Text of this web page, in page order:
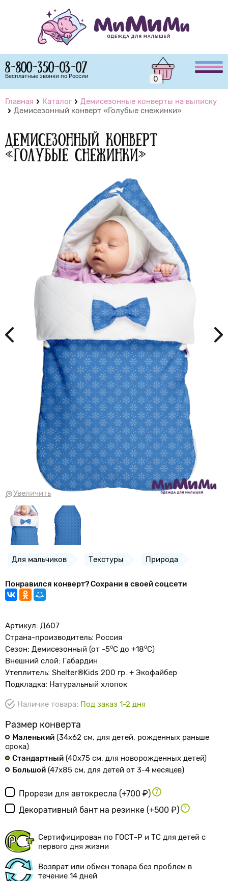
8-800-350-03-07
Бесплатные звонки по России 0
Главная Каталог
Демисезонные конверты на выписку
Демисезонный конверт «Голубые снежинки»
Демисезонный конверт
«Голубые снежинки»
Увеличить
Для мальчиков Текстуры Природа
Понравился конверт? Сохрани в своей соцсети
Артикул: Д607
Страна-производитель: Россия
Сезон: Демисезонный (от -5оС до +18oС)
Внешний слой: Габардин
Утеплитель: Shelter®Kids 200 гр. + Экофайбер
Подкладка: Натуральный хлопок
Наличие товара: Под заказ 1-2 дня
Размер конверта
Маленький (34х62 см, для детей, рожденных раньше
срока)
Стандартный (40х75 см, для новорожденных детей)
Большой (47х85 см, для детей от 3-4 месяцев)
Прорези для автокресла (+700 ₽)
Декоративный бант на резинке (+500 ₽)
Сертифицирован по ГОСТ-Р и ТС для детей с
первого дня жизни
Возврат или обмен товара без проблем в
течение 14 дней